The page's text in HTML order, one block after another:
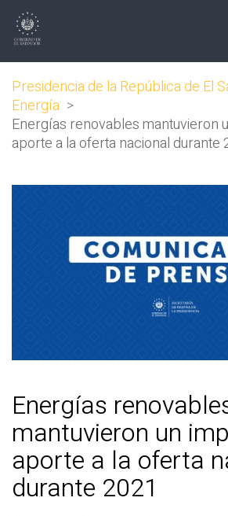
Presidencia de la República de El
Energía >
Energías renovables mantuvieron
aporte a la oferta nacional durante
Energías
mantuvieron un
aporte a la oferta
durante 2021